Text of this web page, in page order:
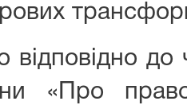
до
«Про